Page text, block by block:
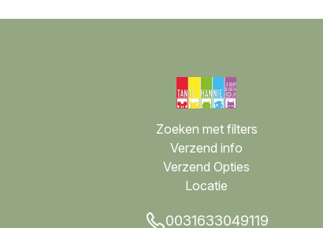
Zoeken met filters
Verzend info
Verzend Opties
Locatie
0031633049119